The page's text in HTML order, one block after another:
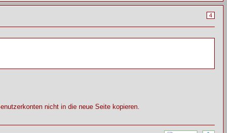
4
nicht in die neue Seite kopieren.